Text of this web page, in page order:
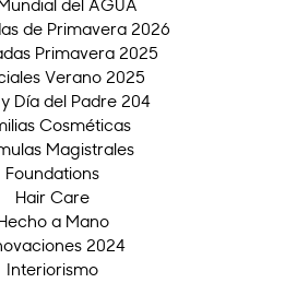
del AGUA
de Primavera 2026
Primavera 2025
Verano 2025
Día del Padre 204
Cosméticas
Magistrales
Foundations
Hair Care
a Mano
2024
Interiorismo